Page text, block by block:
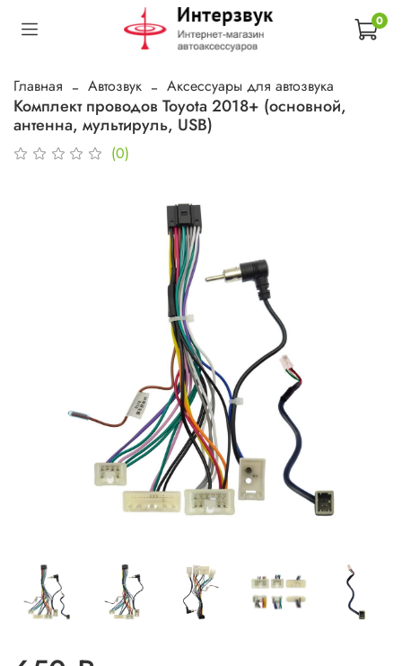
0
Главная Автозвук Аксессуары для автозвука
Комплект проводов Toyota 2018+ (основной,
антенна, мультируль, USB)
(0)